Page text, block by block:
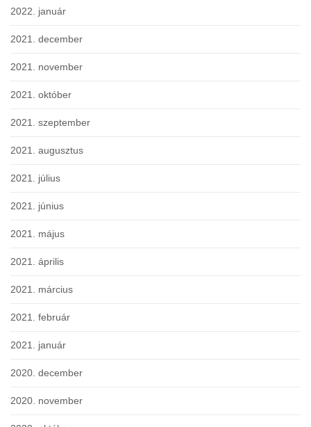
2022. január
2021. december
2021. november
2021. október
2021. szeptember
2021. augusztus
2021. július
2021. június
2021. május
2021. április
2021. március
2021. február
2021. január
2020. december
2020. november